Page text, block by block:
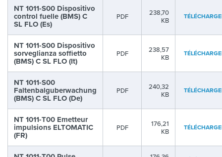
NT 1011-S00 Dispositivo
control fuelle (BMS) C
SL FLO (Es)
PDF
238,70
KB
NT 1011-S00 Dispositivo
sorveglianza soffietto
(BMS) C SL FLO (It)
PDF
238,57
KB
NT 1011-S00
Faltenbalguberwachung
(BMS) C SL FLO (De)
PDF
240,32
KB
NT 1011-T00 Emetteur
impulsions ELTOMATIC
(FR)
PDF
176,21
KB